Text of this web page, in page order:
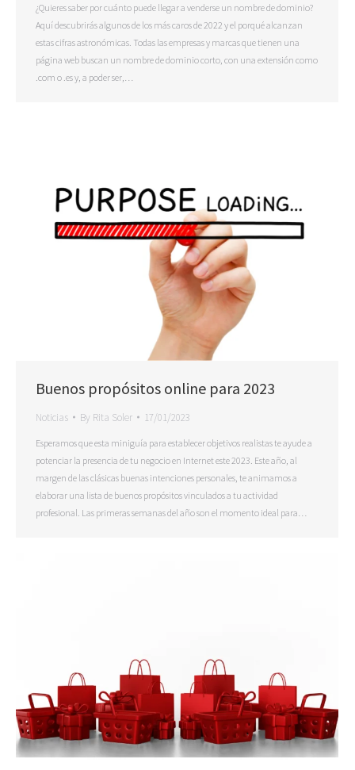
¿Quieres saber por cuánto puede llegar a venderse un nombre de dominio?
Aquí descubrirás algunos de los más caros de 2022 y el porqué alcanzan
estas cifras astronómicas. Todas las empresas y marcas que tienen una
página web buscan un nombre de dominio corto, con una extensión como
.com o .es y, a poder ser,…
Buenos propósitos online para 2023
Noticias By Rita Soler 17/01/2023
Esperamos que esta miniguía para establecer objetivos realistas te ayude a
potenciar la presencia de tu negocio en Internet este 2023. Este año, al
margen de las clásicas buenas intenciones personales, te animamos a
elaborar una lista de buenos propósitos vinculados a tu actividad
profesional. Las primeras semanas del año son el momento ideal para…